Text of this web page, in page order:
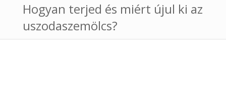
Hogyan terjed és miért újul ki az
uszodaszemölcs?